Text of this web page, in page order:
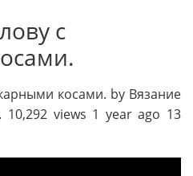
с
косами. by Вязание
10,292 views 1 year ago 13